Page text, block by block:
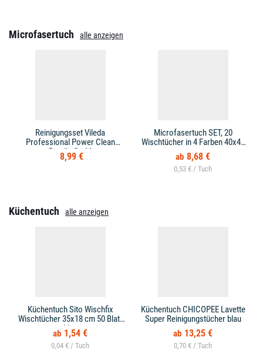
Microfasertuch alle anzeigen
Reinigungsset Vileda
Professional Power Clean
Bundle Gr. M
8,99 €
Microfasertuch SET, 20
Wischtücher in 4 Farben 40x40
cm
8,68 €
0,53 € /
Küchentuch alle anzeigen
Küchentuch Sito Wischfix
Wischtücher 35x18 cm 50 Blatt
blau
1,54 €
0,04 € /
Küchentuch CHICOPEE Lavette
Super Reinigungstücher blau
13,25 €
0,70 € /